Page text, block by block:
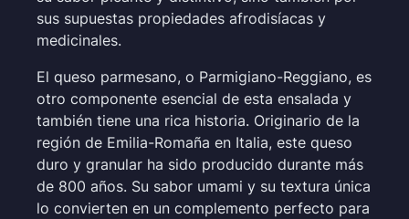
sus supuestas propiedades afrodisíacas y
medicinales.
El queso parmesano, o Parmigiano-Reggiano, es
otro componente esencial de esta ensalada y
también tiene una rica historia. Originario de la
región de Emilia-Romaña en Italia, este queso
duro y granular ha sido producido durante más
de 800 años. Su sabor umami y su textura única
lo convierten en un complemento perfecto para